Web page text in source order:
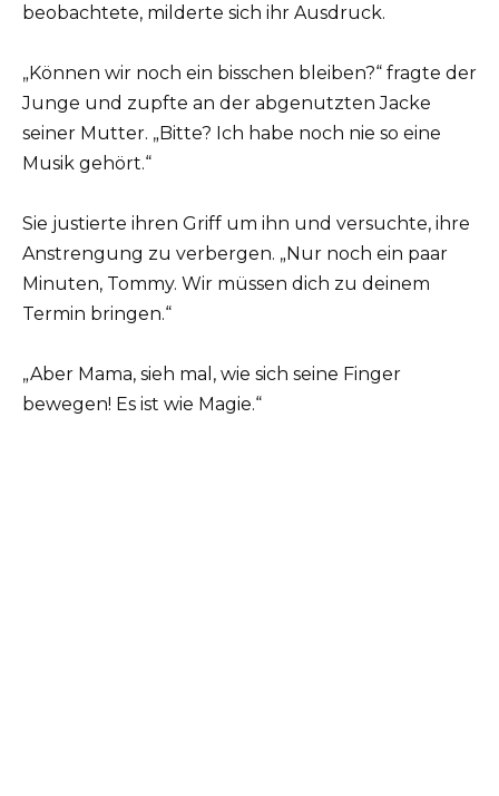
beobachtete, milderte sich ihr Ausdruck.
„Können wir noch ein bisschen bleiben?“ fragte der
Junge und zupfte an der abgenutzten Jacke
seiner Mutter. „Bitte? Ich habe noch nie so eine
Musik gehört.“
Sie justierte ihren Griff um ihn und versuchte, ihre
Anstrengung zu verbergen. „Nur noch ein paar
Minuten, Tommy. Wir müssen dich zu deinem
Termin bringen.“
„Aber Mama, sieh mal, wie sich seine Finger
bewegen! Es ist wie Magie.“